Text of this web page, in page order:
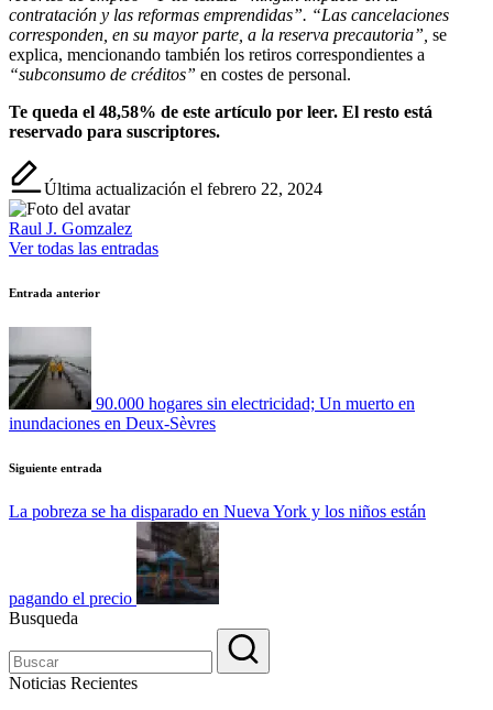
contratación y las reformas emprendidas”. “Las cancelaciones
corresponden, en su mayor parte, a la reserva precautoria”, se
explica, mencionando también los retiros correspondientes a
“subconsumo de créditos” en costes de personal.
Te queda el 48,58% de este artículo por leer. El resto está
reservado para suscriptores.
Última actualización el febrero 22, 2024
Raul J. Gomzalez
Ver todas las entradas
Navegación
de
entradas
Entrada anterior
90.000 hogares sin electricidad; Un muerto en
inundaciones en Deux-Sèvres
Siguiente entrada
La pobreza se ha disparado en Nueva York y los niños están
pagando el precio
Busqueda
Noticias Recientes